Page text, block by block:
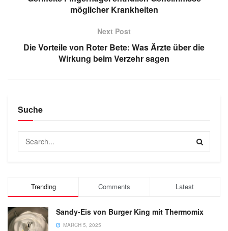
möglicher Krankheiten
Next Post
Die Vorteile von Roter Bete: Was Ärzte über die
Wirkung beim Verzehr sagen
Suche
Trending Comments Latest
Sandy-Eis von Burger King mit Thermomix
MARCH 5, 2025